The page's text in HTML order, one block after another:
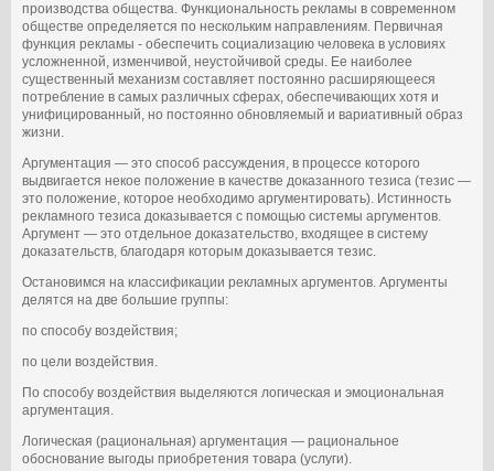
производства общества. Функциональность рекламы в современном
обществе определяется по нескольким направлениям. Первичная
функция рекламы - обеспечить социализацию человека в условиях
усложненной, изменчивой, неустойчивой среды. Ее наиболее
существенный механизм составляет постоянно расширяющееся
потребление в самых различных сферах, обеспечивающих хотя и
унифицированный, но постоянно обновляемый и вариативный образ
жизни.
Аргументация — это способ рассуждения, в процессе которого
выдвигается некое положение в качестве доказанного тезиса (тезис —
это положение, которое необходимо аргументировать). Истинность
рекламного тезиса доказывается с помощью системы аргументов.
Аргумент — это отдельное доказательство, входящее в систему
доказательств, благодаря которым доказывается тезис.
Остановимся на классификации рекламных аргументов. Аргументы
делятся на две большие группы:
по способу воздействия;
по цели воздействия.
По способу воздействия выделяются логическая и эмоциональная
аргументация.
Логическая (рациональная) аргументация — рациональное
обоснование выгоды приобретения товара (услуги).